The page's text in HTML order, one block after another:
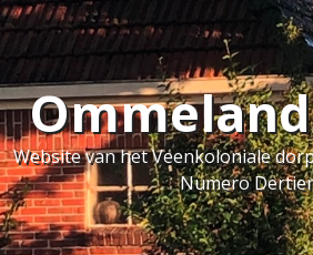
Ga
naar
de
inhoud
Website van het Veenkoloniale
Numero